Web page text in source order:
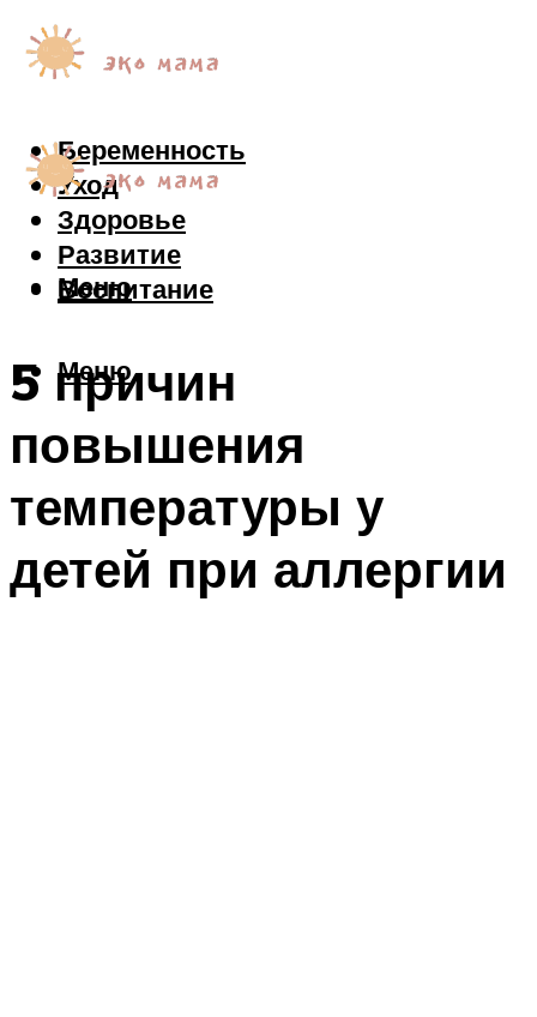
Беременность
Уход
Здоровье
Развитие
Воспитание
Меню
Меню
5 причин
повышения
температуры у
детей при аллергии